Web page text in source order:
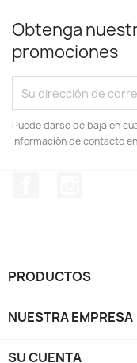
Obtenga
promociones
Puede darse de baja en
información de contacto
PRODUCTOS
NUESTRA EMPRESA
SU CUENTA